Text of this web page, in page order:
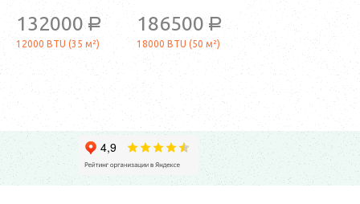
132000 a
12000 BTU (35 м²)
186500 a
18000 BTU (50 м²)